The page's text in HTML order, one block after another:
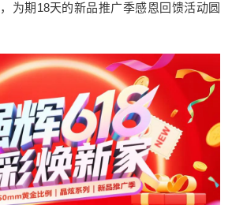
为期18天的新品推广季感恩回馈活动圆